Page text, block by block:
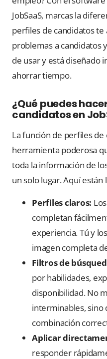
JobSaaS, marcas la
perfiles de candidatos te
problemas a candidatos
de usar y está diseñado
ahorrar tiempo.
¿Qué puedes
candidatos en
La función de perfiles de
herramienta poderosa
toda la información de
un solo lugar. Aquí
Perfiles claros:
completan
experiencia. Tú y
imagen completa
Filtros de
por habilidades,
disponibilidad. No
interminables, sino
combinación
Aplicar
responder